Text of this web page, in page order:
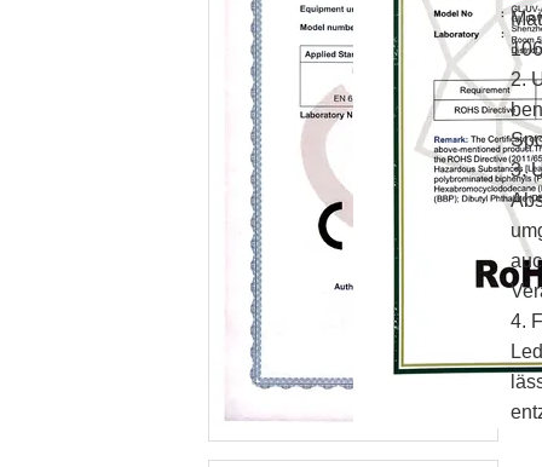
2.
3.
4.